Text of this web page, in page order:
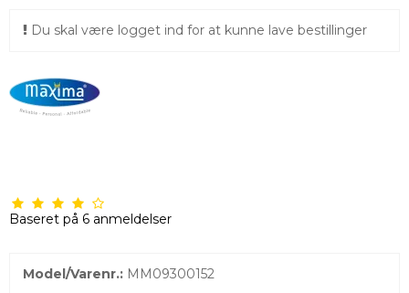
Du skal være logget ind for at kunne lave bestillinger
Baseret på 6 anmeldelser
Model/Varenr.: MM09300152